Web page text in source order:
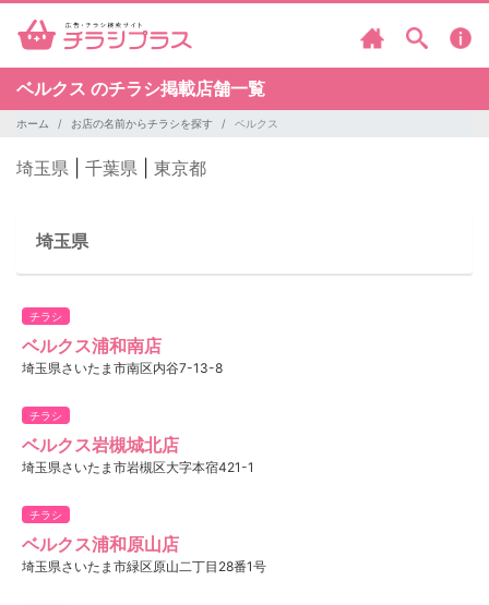
ベルクス のチラシ掲載店舗一覧
ホーム お店の名前からチラシを探す ベルクス
埼玉県 千葉県 東京都
埼玉県
チラシ
ベルクス浦和南店
埼玉県さいたま市南区内谷7-13-8
チラシ
ベルクス岩槻城北店
埼玉県さいたま市岩槻区大字本宿421-1
チラシ
ベルクス浦和原山店
埼玉県さいたま市緑区原山二丁目28番1号